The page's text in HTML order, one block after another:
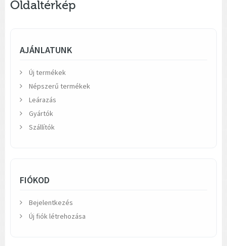
Oldaltérkép
AJÁNLATUNK
Új termékek
Népszerű termékek
Leárazás
Gyártók
Szállítók
FIÓKOD
Bejelentkezés
Új fiók létrehozása